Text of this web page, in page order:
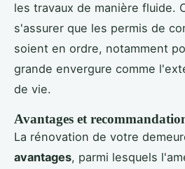
les travaux de manière fluide.
s'assurer que les permis de
soient en ordre, notamment
grande envergure comme
de vie.
Avantages et
La rénovation de votre
avantages, parmi lesquels